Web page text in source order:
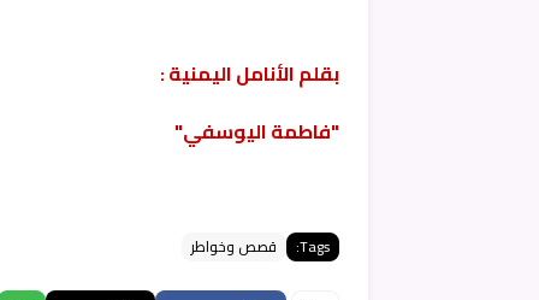
بقلم الأنامل اليمنية :
"فاطمة اليوسفي"
Tags: قصص وخواطر